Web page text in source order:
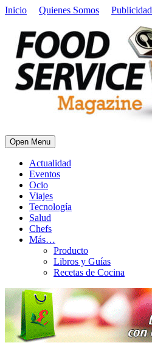
Inicio Quienes Somos Publicidad
Open Menu
Actualidad
Eventos
Ocio
Viajes
Tecnología
Salud
Chefs
Más…
Producto
Libros y Guías
Recetas de Cocina